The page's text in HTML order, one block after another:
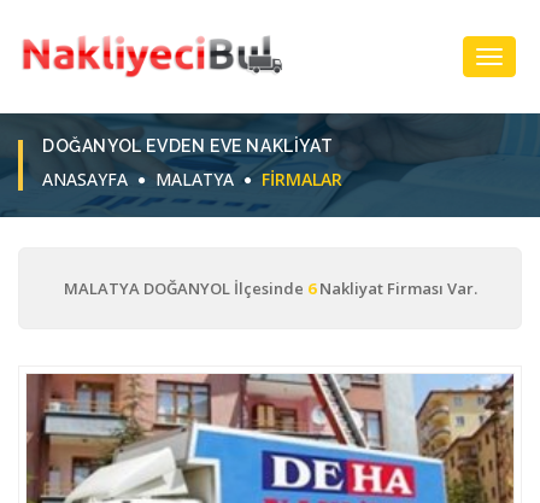
DOĞANYOL EVDEN EVE NAKLIYAT
ANASAYFA MALATYA FIRMALAR
MALATYA DOĞANYOL İlçesinde 6Nakliyat Firması Var.